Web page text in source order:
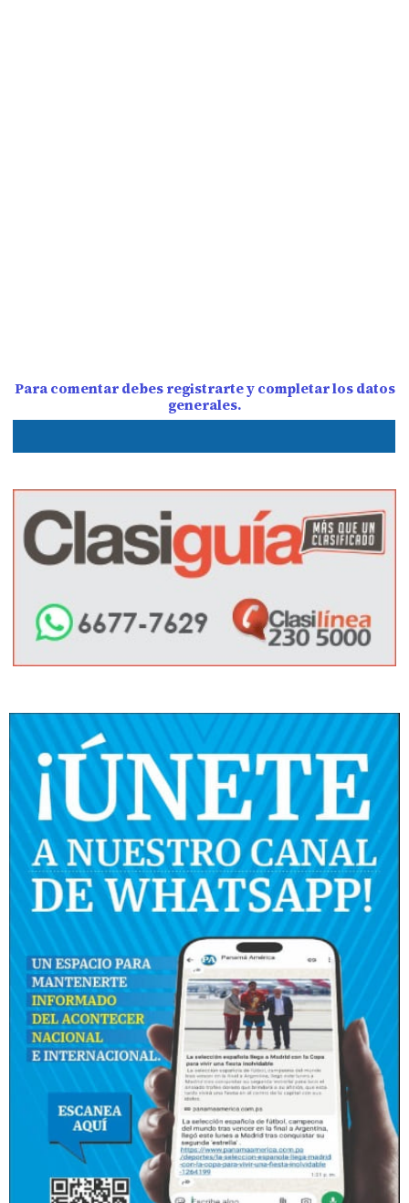
Para comentar debes registrarte y completar los datos
generales.